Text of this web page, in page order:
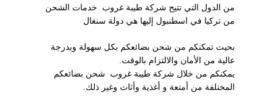
من الدول التي تتيح شركة طيبة غروب خدمات الشحن
من تركيا في اسطنبول إليها هي دولة سنغال
بحيث تمكنكم من شحن بضائعكم بكل سهولة وبدرجة
عالية من الأمان والالتزام بالوقت.
يمكنكم من خلال شركة طيبة غروب شحن بضائعكم
المختلفة من أمتعة و أغذية وأثاث وغير ذلك.